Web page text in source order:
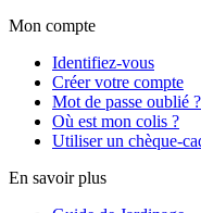
Mon compte
Identifiez-vous
Créer votre compte
Mot de passe oublié ?
Où est mon colis ?
Utiliser un chèque-
En savoir plus